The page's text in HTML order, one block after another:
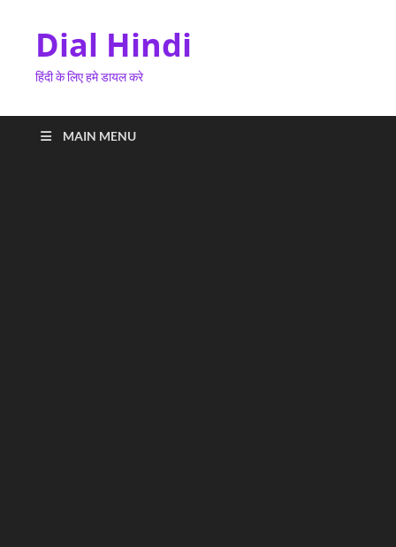
Dial Hindi
हिंदी के लिए हमे डायल करे
MAIN MENU